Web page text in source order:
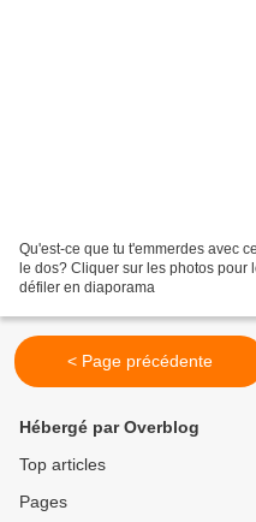
Qu'est-ce que tu t'emmerdes avec
le dos? Cliquer sur les photos pour
défiler en diaporama
< Page précédente
Hébergé par Overblog
Top articles
Pages